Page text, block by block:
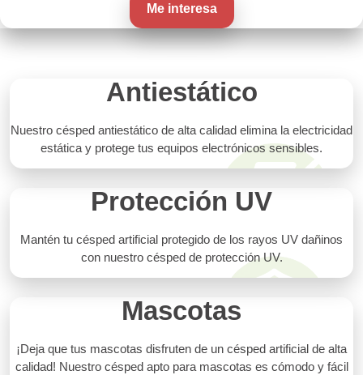
Me interesa
Antiestático
Nuestro césped antiestático de alta calidad elimina la electricidad
estática y protege tus equipos electrónicos sensibles.
Protección UV
Mantén tu césped artificial protegido de los rayos UV dañinos
con nuestro césped de protección UV.
Mascotas
¡Deja que tus mascotas disfruten de un césped artificial de alta
calidad! Nuestro césped apto para mascotas es cómodo y fácil